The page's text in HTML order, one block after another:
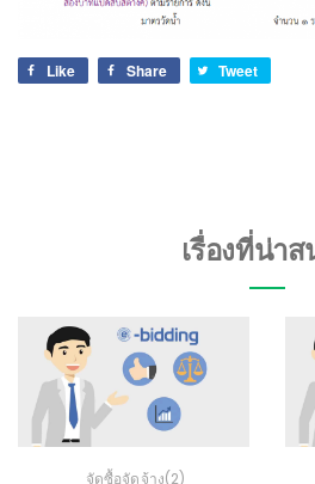
Like Share Tweet
เรื่องที่น่าส
จัดซื้อจัดจ้าง(2)